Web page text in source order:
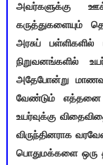
அவர்களுக்கு
கருத்துகளையும்
அரசுப்
நிறுவனங்களில்
அதேபோன்று
வேண்டும் எத்தனை
உயர்வுக்கு
விருந்தினராக
பொதுமக்களை ஒரு